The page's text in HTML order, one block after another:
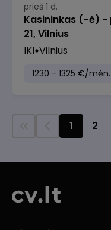
prieš 1 d.
Kasininkas (-ė)
21, Vilnius
IKI Vilnius
1230 - 1325 €/mėn.
1 2